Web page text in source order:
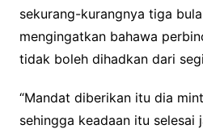
sekurang-kurangnya tiga
mengingatkan bahawa
tidak boleh dihadkan dari
“Mandat diberikan itu dia
sehingga keadaan itu